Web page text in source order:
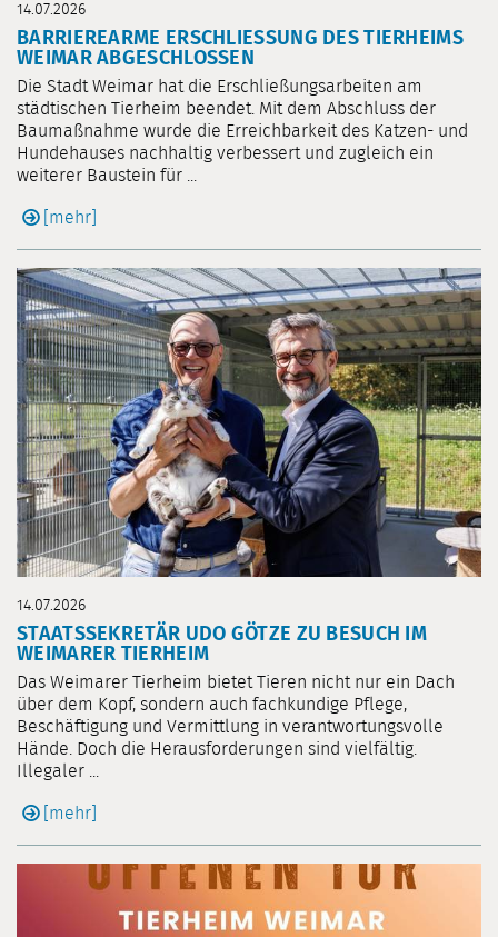
14.07.2026
BARRIEREARME ERSCHLIESSUNG DES TIERHEIMS W
EIMAR ABGESCHLOSSEN
Die Stadt Weimar hat die Erschließungsarbeiten am
städtischen Tierheim beendet. Mit dem Abschluss der
Baumaßnahme wurde die Erreichbarkeit des Katzen- und
Hundehauses nachhaltig verbessert und zugleich ein
weiterer Baustein für ...
[mehr]
14.07.2026
STAATSSEKRETÄR UDO GÖTZE ZU BESUCH IM
WEIMARER TIERHEIM
Das Weimarer Tierheim bietet Tieren nicht nur ein Dach
über dem Kopf, sondern auch fachkundige Pflege,
Beschäftigung und Vermittlung in verantwortungsvolle
Hände. Doch die Herausforderungen sind vielfältig.
Illegaler ...
[mehr]